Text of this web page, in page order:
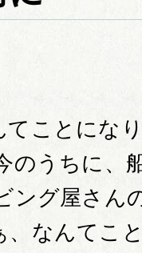
ことにな
のうちに、
ング屋さん
、なんてこ